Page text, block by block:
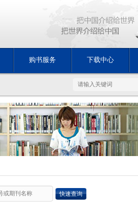
购书服务 下载中心